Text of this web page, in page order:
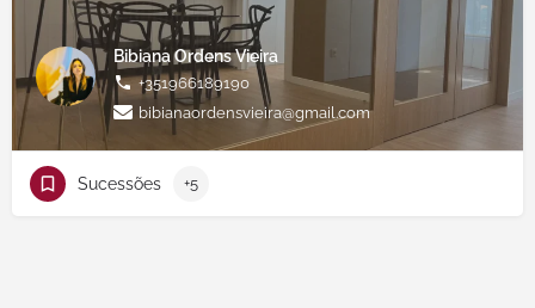
Bibiana Ordens Vieira
+351966189190
bibianaordensvieira@gmail.com
Sucessões +5